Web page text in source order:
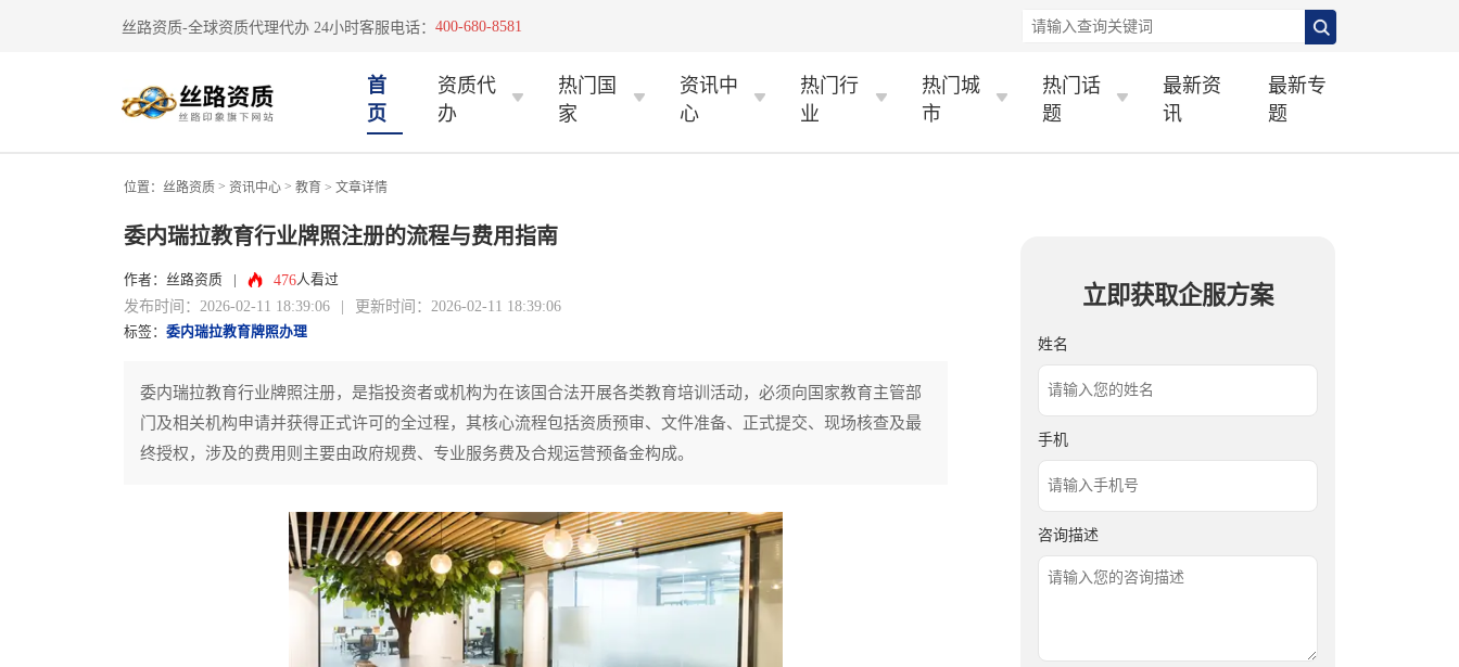
丝路资质-全球资质代理代办 24小时客服电话： 400-680-8581
首
页
资质代
办
热门国
家
资讯中
心
热门行
业
热门城
市
热门话
题
最新资
讯
最新专
题
位置： 丝路资质 > 资讯中心 > 教育 > 文章详情
委内瑞拉教育行业牌照注册的流程与费用指南
作者：丝路资质 476人看过
发布时间：2026-02-11 18:39:06 | 更新时间：2026-02-11 18:39:06
标签： 委内瑞拉教育牌照办理
委内瑞拉教育行业牌照注册，是指投资者或机构为在该国合法开展各类教育培训活动，必须向国家教育主管部
门及相关机构申请并获得正式许可的全过程，其核心流程包括资质预审、文件准备、正式提交、现场核查及最
终授权，涉及的费用则主要由政府规费、专业服务费及合规运营预备金构成。
立即获取企服方案
姓名
手机
咨询描述